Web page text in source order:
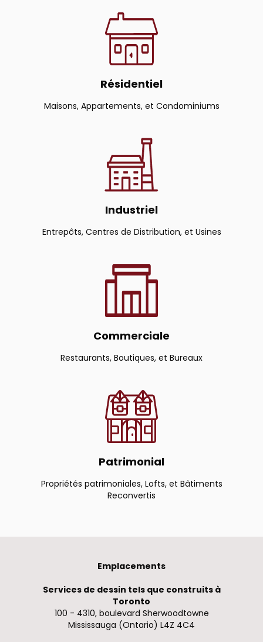
Résidentiel
Maisons, Appartements, et Condominiums
Industriel
Entrepôts, Centres de Distribution, et Usines
Commerciale
Restaurants, Boutiques, et Bureaux
Patrimonial
Propriétés patrimoniales, Lofts, et Bâtiments
Reconvertis
Emplacements
Services de dessin tels que construits à
Toronto
100 - 4310, boulevard Sherwoodtowne
Mississauga (Ontario) L4Z 4C4